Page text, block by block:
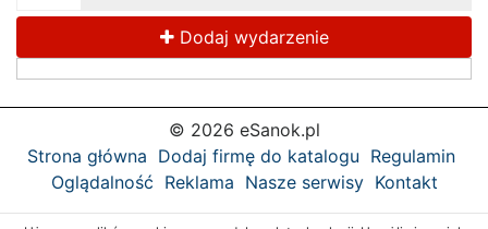
Dodaj wydarzenie
© 2026 eSanok.pl
Strona główna Dodaj firmę do katalogu Regulamin
Oglądalność Reklama Nasze serwisy Kontakt